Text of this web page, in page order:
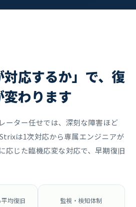
応するか」で、 復
わります
ーター任せでは、深刻な障害ほど
は1次対応から専属エンジニアが
応じた臨機応変な対応で、早期復旧
均復旧
監視・検知体制